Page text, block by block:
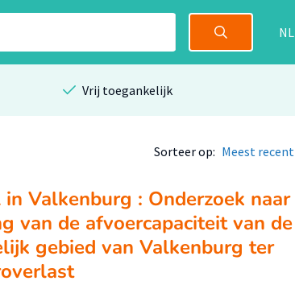
NL
Vrij toegankelijk
Sorteer op: Meest recent
Valkenburg : Onderzoek naar
van de afvoercapaciteit van de
gebied van Valkenburg ter